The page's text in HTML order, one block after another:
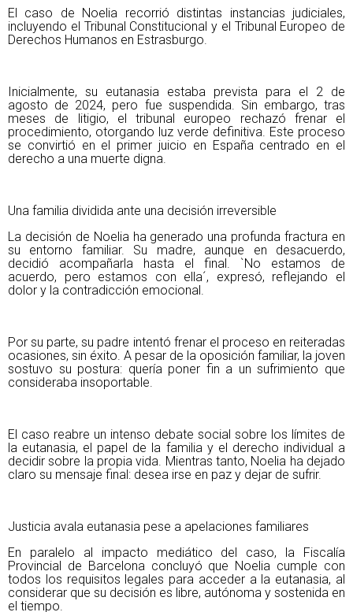
El caso de Noelia recorrió distintas instancias judiciales,
incluyendo el Tribunal Constitucional y el Tribunal Europeo de
Derechos Humanos en Estrasburgo.
Inicialmente, su eutanasia estaba prevista para el 2 de
agosto de 2024, pero fue suspendida. Sin embargo, tras
meses de litigio, el tribunal europeo rechazó frenar el
procedimiento, otorgando luz verde definitiva. Este proceso
se convirtió en el primer juicio en España centrado en el
derecho a una muerte digna.
Una familia dividida ante una decisión irreversible
La decisión de Noelia ha generado una profunda fractura en
su entorno familiar. Su madre, aunque en desacuerdo,
decidió acompañarla hasta el final. `No estamos de
acuerdo, pero estamos con ella´, expresó, reflejando el
dolor y la contradicción emocional.
Por su parte, su padre intentó frenar el proceso en reiteradas
ocasiones, sin éxito. A pesar de la oposición familiar, la joven
sostuvo su postura: quería poner fin a un sufrimiento que
consideraba insoportable.
El caso reabre un intenso debate social sobre los límites de
la eutanasia, el papel de la familia y el derecho individual a
decidir sobre la propia vida. Mientras tanto, Noelia ha dejado
claro su mensaje final: desea irse en paz y dejar de sufrir.
Justicia avala eutanasia pese a apelaciones familiares
En paralelo al impacto mediático del caso, la Fiscalía
Provincial de Barcelona concluyó que Noelia cumple con
todos los requisitos legales para acceder a la eutanasia, al
considerar que su decisión es libre, autónoma y sostenida en
el tiempo.